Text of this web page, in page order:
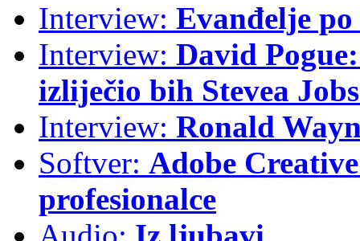
Interview: Evanđelje
Interview: David
izliječio bih Stevea
Interview: Ronald
Softver: Adobe
profesionalce